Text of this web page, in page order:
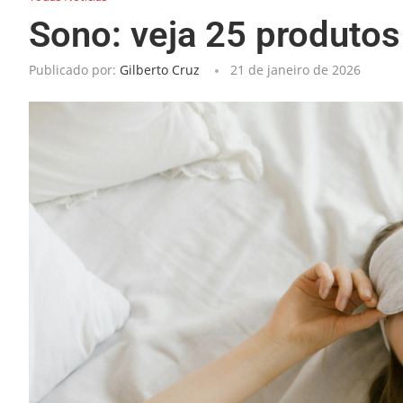
Sono: veja 25
Publicado por: Gilberto Cruz 21 de janeiro de 2026